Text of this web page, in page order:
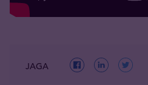
JAGA